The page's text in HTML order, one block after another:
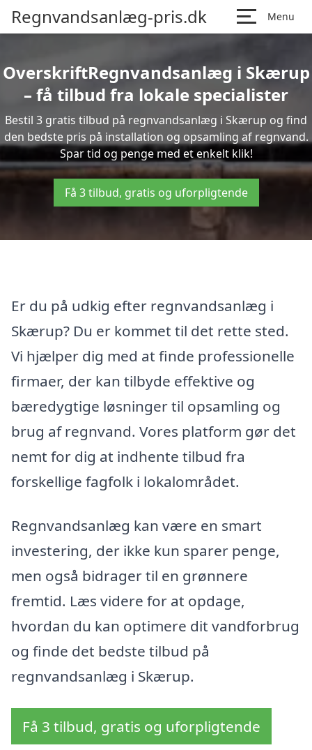
Regnvandsanlæg-pris.dk Menu
OverskriftRegnvandsanlæg i Skærup
– få tilbud fra lokale specialister
Bestil 3 gratis tilbud på regnvandsanlæg i Skærup og find
den bedste pris på installation og opsamling af regnvand.
Spar tid og penge med et enkelt klik!
Få 3 tilbud, gratis og uforpligtende
Er du på udkig efter regnvandsanlæg i
Skærup? Du er kommet til det rette sted.
Vi hjælper dig med at finde professionelle
firmaer, der kan tilbyde effektive og
bæredygtige løsninger til opsamling og
brug af regnvand. Vores platform gør det
nemt for dig at indhente tilbud fra
forskellige fagfolk i lokalområdet.
Regnvandsanlæg kan være en smart
investering, der ikke kun sparer penge,
men også bidrager til en grønnere
fremtid. Læs videre for at opdage,
hvordan du kan optimere dit vandforbrug
og finde det bedste tilbud på
regnvandsanlæg i Skærup.
Få 3 tilbud, gratis og uforpligtende